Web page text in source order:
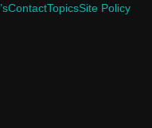
ContactTopicsSite Policy